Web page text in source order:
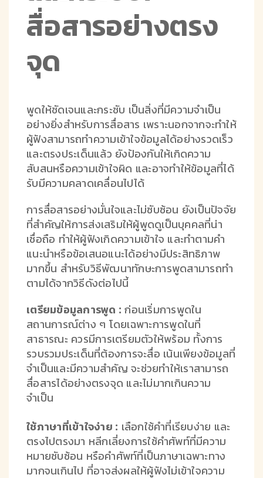
สื่อสารอย่างตรง
จุด
พูดให้ชัดเจนและกระชับ เป็นสิ่งที่มีความจำเป็น
อย่างยิ่งสำหรับการสื่อสาร เพราะนอกจากจะทำให้
ผู้ฟังสามารถทำความเข้าใจข้อมูลได้อย่างรวดเร็ว
และตรงประเด็นแล้ว ยังป้องกันให้เกิดความ
สับสนหรือความเข้าใจผิด และอาจทำให้ข้อมูลที่ได้
รับมีความคลาดเคลื่อนไปได้
การสื่อสารอย่างมั่นใจและไม่ซับซ้อน ยังเป็นปัจจัย
ที่สำคัญให้การส่งเสริมให้ผู้พูดดูเป็นบุคคลที่น่า
เชื่อถือ ทำให้ผู้ฟังเกิดความเข้าใจ และทำตามคำ
แนะนำหรือข้อเสนอแนะได้อย่างมีประสิทธิภาพ
มากขึ้น สำหรับวิธีพัฒนาทักษะการพูดสามารถทำ
ตามได้จากวิธีดังต่อไปนี้
เตรียมข้อมูลการพูด : ก่อนเริ่มการพูดใน
สถานการณ์ต่าง ๆ โดยเฉพาะการพูดในที่
สาธารณะ ควรมีการเตรียมตัวให้พร้อม ทั้งการ
รวบรวมประเด็นที่ต้องการจะสื่อ เน้นเพียงข้อมูลที่
จำเป็นและมีความสำคัญ จะช่วยทำให้เราสามารถ
สื่อสารได้อย่างตรงจุด และไม่มากเกินความ
จำเป็น
ใช้ภาษาที่เข้าใจง่าย : เลือกใช้คำที่เรียบง่าย และ
ตรงไปตรงมา หลีกเลี่ยงการใช้คำศัพท์ที่มีความ
หมายซับซ้อน หรือคำศัพท์ที่เป็นภาษาเฉพาะทาง
มากจนเกินไป ที่อาจส่งผลให้ผู้ฟังไม่เข้าใจความ